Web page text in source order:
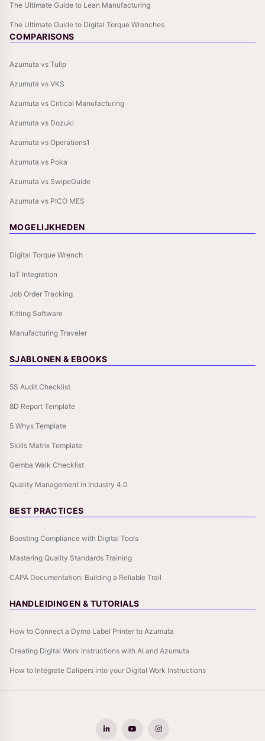
The Ultimate Guide to Lean Manufacturing
The Ultimate Guide to Digital Torque Wrenches
COMPARISONS
Azumuta vs Tulip
Azumuta vs VKS
Azumuta vs Critical Manufacturing
Azumuta vs Dozuki
Azumuta vs Operations1
Azumuta vs Poka
Azumuta vs SwipeGuide
Azumuta vs PICO MES
MOGELIJKHEDEN
Digital Torque Wrench
IoT Integration
Job Order Tracking
Kitting Software
Manufacturing Traveler
SJABLONEN & EBOOKS
5S Audit Checklist
8D Report Template
5 Whys Template
Skills Matrix Template
Gemba Walk Checklist
Quality Management in Industry 4.0
BEST PRACTICES
Boosting Compliance with Digital Tools
Mastering Quality Standards Training
CAPA Documentation: Building a Reliable Trail
HANDLEIDINGEN & TUTORIALS
How to Connect a Dymo Label Printer to Azumuta
Creating Digital Work Instructions with AI and Azumuta
How to Integrate Calipers into your Digital Work Instructions